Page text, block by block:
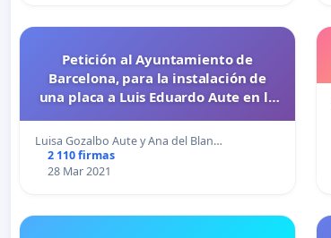
Petición al Ayuntamiento de
Barcelona, para la instalación de
una placa a Luis Eduardo Aute en la
Luisa Gozalbo Aute y Ana del Blan…
2 110 firmas
28 Mar 2021